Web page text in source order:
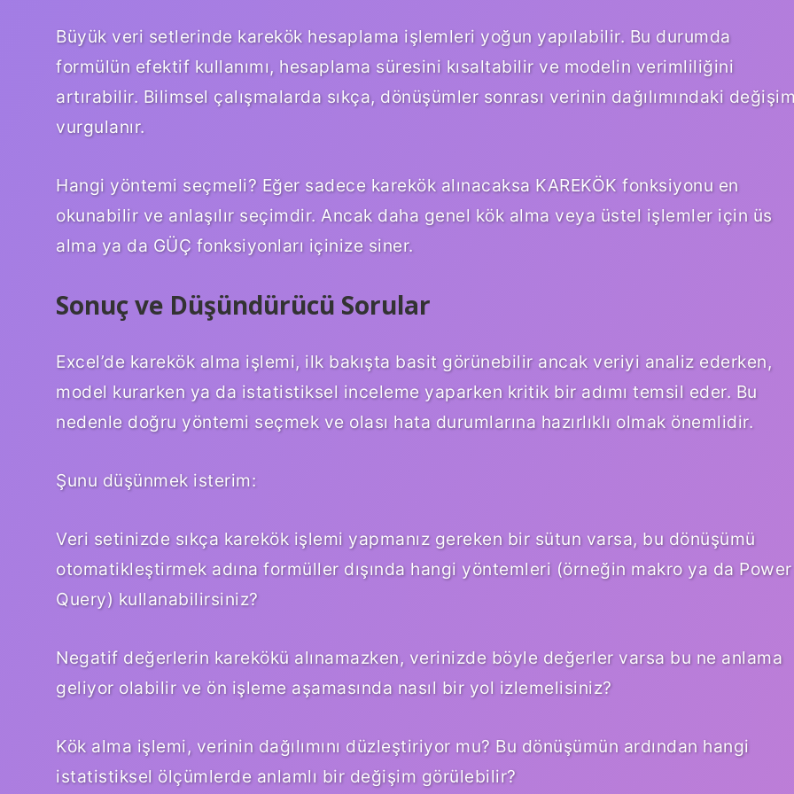
Büyük veri setlerinde karekök hesaplama işlemleri yoğun yapılabilir. Bu durumda
formülün efektif kullanımı, hesaplama süresini kısaltabilir ve modelin verimliliğini
artırabilir. Bilimsel çalışmalarda sıkça, dönüşümler sonrası verinin dağılımındaki
vurgulanır.
Hangi yöntemi seçmeli? Eğer sadece karekök alınacaksa KAREKÖK fonksiyonu en
okunabilir ve anlaşılır seçimdir. Ancak daha genel kök alma veya üstel işlemler için üs
alma ya da GÜÇ fonksiyonları içinize siner.
Sonuç ve Düşündürücü Sorular
Excel’de karekök alma işlemi, ilk bakışta basit görünebilir ancak veriyi analiz ederken,
model kurarken ya da istatistiksel inceleme yaparken kritik bir adımı temsil eder. Bu
nedenle doğru yöntemi seçmek ve olası hata durumlarına hazırlıklı olmak önemlidir.
Şunu düşünmek isterim:
Veri setinizde sıkça karekök işlemi yapmanız gereken bir sütun varsa, bu dönüşümü
otomatikleştirmek adına formüller dışında hangi yöntemleri (örneğin makro ya da Power
Query) kullanabilirsiniz?
Negatif değerlerin karekökü alınamazken, verinizde böyle değerler varsa bu ne anlama
geliyor olabilir ve ön işleme aşamasında nasıl bir yol izlemelisiniz?
Kök alma işlemi, verinin dağılımını düzleştiriyor mu? Bu dönüşümün ardından hangi
istatistiksel ölçümlerde anlamlı bir değişim görülebilir?